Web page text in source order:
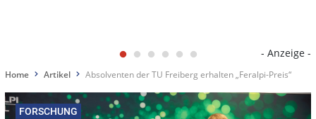
- Anzeige -
Home Artikel Absolventen der TU Freiberg erhalten „Feralpi-Preis“
FORSCHUNG